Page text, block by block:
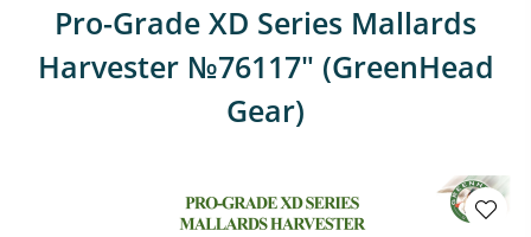
Pro-Grade XD Series Mallards
Harvester №76117" (GreenHead
Gear)